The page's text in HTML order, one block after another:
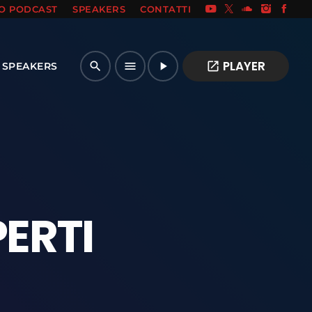
PODCAST SPEAKERS CONTATTI
SPEAKERS search menu play_arrow open_in_new PLAYER